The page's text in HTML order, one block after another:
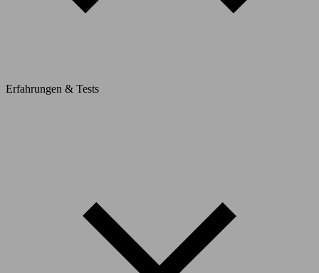
Erfahrungen & Tests